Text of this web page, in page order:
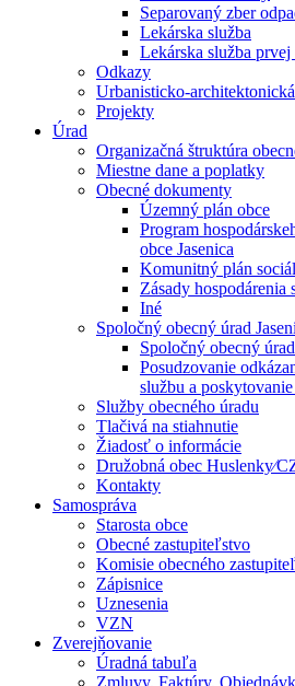
Separovaný zber
Lekárska služba
Lekárska služba prvej
Odkazy
Urbanisticko-
Projekty
Úrad
Organizačná štruktúra
Miestne dane a poplatky
Obecné dokumenty
Územný plán obce
Program
obce Jasenica
Komunitný plán
Zásady hospodárenia
Iné
Spoločný obecný úrad
Spoločný obecný
Posudzovanie
službu a
Služby obecného úradu
Tlačivá na stiahnutie
Žiadosť o informácie
Družobná obec
Kontakty
Samospráva
Starosta obce
Obecné zastupiteľstvo
Komisie obecného
Zápisnice
Uznesenia
VZN
Zverejňovanie
Úradná tabuľa
Zmluvy, Faktúry,